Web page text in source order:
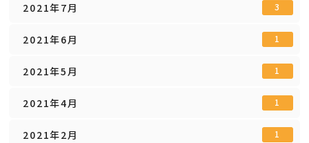
2021年7月 3
2021年6月 1
2021年5月 1
2021年4月 1
2021年2月 1